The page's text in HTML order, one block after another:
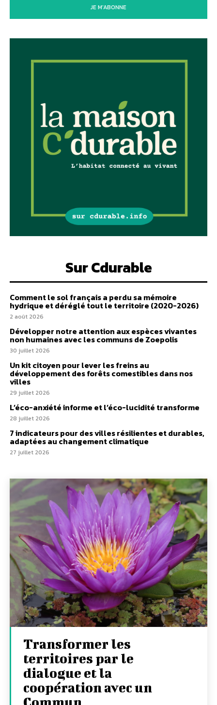
Sur Cdurable
Comment le sol français a perdu sa mémoire
hydrique et déréglé tout le territoire (2020-2026)
2 août 2026
Développer notre attention aux espèces vivantes
non humaines avec les communs de Zoepolis
30 juillet 2026
Un kit citoyen pour lever les freins au
développement des forêts comestibles dans nos
villes
29 juillet 2026
L’éco-anxiété informe et l’éco-lucidité transforme
28 juillet 2026
adaptées au changement climatique
27 juillet 2026
Transformer les
territoires par le